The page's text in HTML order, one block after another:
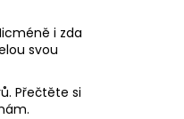
i zda
svou
Přečtěte si